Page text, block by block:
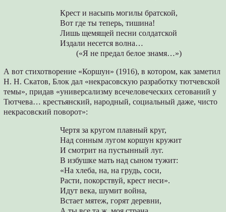
Крест и насыпь могилы братской,
Вот где ты теперь, тишина!
Лишь щемящей песни солдатской
Издали несется волна…
(«Я не предал белое знамя…»)
А вот стихотворение «Коршун» (1916), в котором, как заметил
Н. Н. Скатов, Блок дал «некрасовскую разработку тютчевской
темы», придав «универсализму всечеловеческих сетований у
Тютчева… крестьянский, народный, социальный даже, чисто
некрасовский поворот»:
Чертя за кругом плавный круг,
Над сонным лугом коршун кружит
И смотрит на пустынный луг.
В избушке мать над сыном тужит:
«На хлеба, на, на грудь, coси,
Рacти, покорствуй, крест неси».
Идут века, шумит вoйнa,
Встает мятеж, горят деревни,